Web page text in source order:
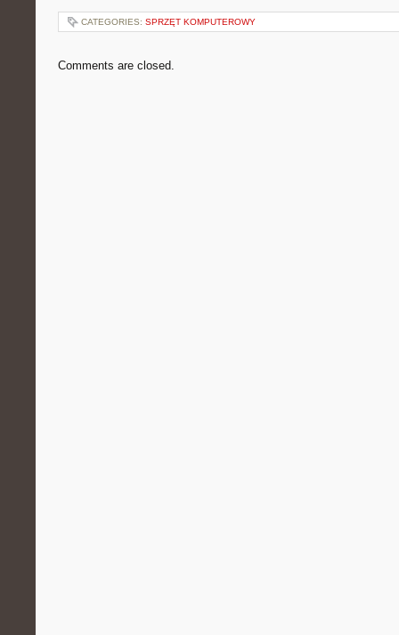
CATEGORIES: SPRZĘT KOMPUTEROWY
Comments are closed.